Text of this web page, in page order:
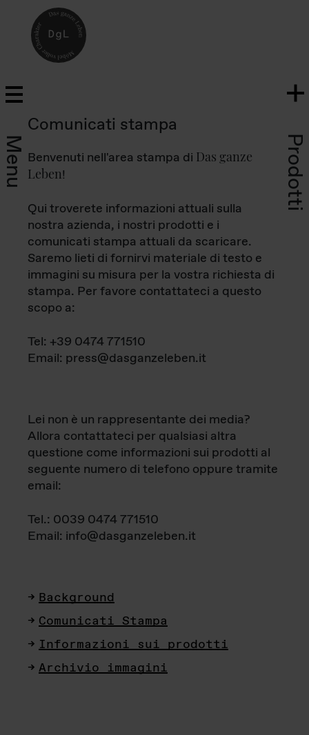
Menu Prodotti
Comunicati stampa
Benvenuti nell'area stampa di Das ganze
Leben!
Qui troverete informazioni attuali sulla
nostra azienda, i nostri prodotti e i
comunicati stampa attuali da scaricare.
Saremo lieti di fornirvi materiale di testo e
immagini su misura per la vostra richiesta di
stampa. Per favore contattateci a questo
scopo a:
Tel: +39 0474 771510
Email: press@dasganzeleben.it
Lei non è un rappresentante dei media?
Allora contattateci per qualsiasi altra
questione come informazioni sui prodotti al
seguente numero di telefono oppure tramite
email:
Tel.: 0039 0474 771510
Email: info@dasganzeleben.it
Background
Comunicati Stampa
Informazioni sui prodotti
Archivio immagini